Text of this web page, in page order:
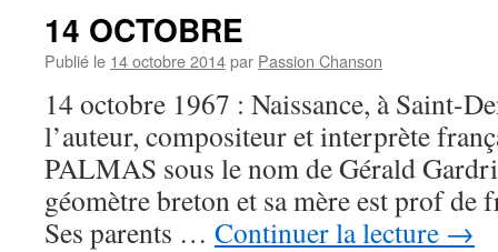
14 OCTOBRE
Publié le 14 octobre 2014par Passion Chanson
14 octobre 1967 : Naissance, à Saint-
l’auteur, compositeur et interprète
PALMAS sous le nom de Gérald
géomètre breton et sa mère est prof de
Ses parents … Continuer la lecture →